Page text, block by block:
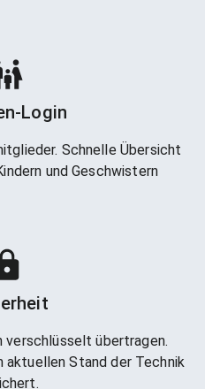
Login
Schnelle Übersicht
und Geschwistern
verschlüsselt übertragen.
aktuellen Stand der Technik